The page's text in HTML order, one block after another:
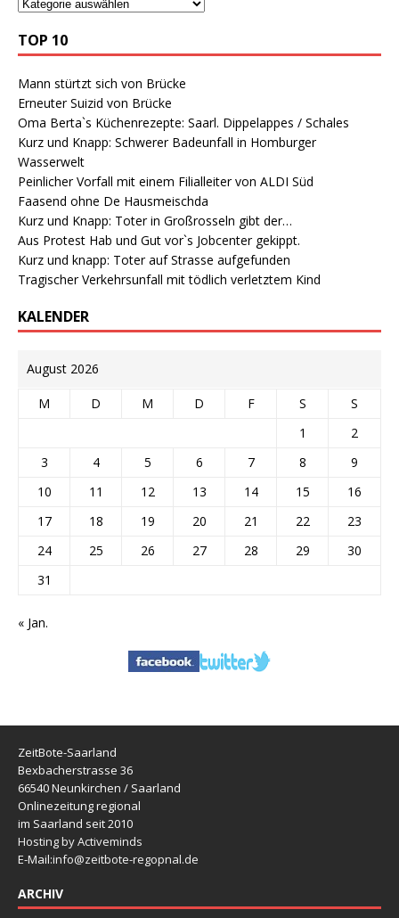
TOP 10
Mann stürtzt sich von Brücke
Erneuter Suizid von Brücke
Oma Berta`s Küchenrezepte: Saarl. Dippelappes / Schales
Kurz und Knapp: Schwerer Badeunfall in Homburger
Wasserwelt
Peinlicher Vorfall mit einem Filialleiter von ALDI Süd
Faasend ohne De Hausmeischda
Kurz und Knapp: Toter in Großrosseln gibt der…
Aus Protest Hab und Gut vor`s Jobcenter gekippt.
Kurz und knapp: Toter auf Strasse aufgefunden
Tragischer Verkehrsunfall mit tödlich verletztem Kind
KALENDER
August 2026
M D M D F S
S
1
2
3
4 5 6 7 8
9
10
11 12 13 14 15
16
17
18 19 20 21 22
23
24
25 26 27 28 29
30
31
« Jan.
ZeitBote-Saarland
Bexbacherstrasse 36
66540 Neunkirchen / Saarland
Onlinezeitung regional
im Saarland seit 2010
Hosting by Activeminds
E-Mail:info@zeitbote-regopnal.de
ARCHIV